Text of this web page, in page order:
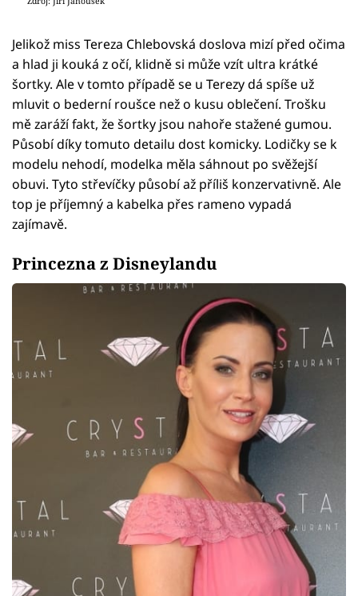
Jelikož miss Tereza Chlebovská doslova mizí před očima
a hlad ji kouká z očí, klidně si může vzít ultra krátké
šortky. Ale v tomto případě se u Terezy dá spíše už
mluvit o bederní roušce než o kusu oblečení. Trošku
mě zaráží fakt, že šortky jsou nahoře stažené gumou.
Působí díky tomuto detailu dost komicky. Lodičky se k
modelu nehodí, modelka měla sáhnout po svěžejší
obuvi. Tyto střevíčky působí až příliš konzervativně. Ale
top je příjemný a kabelka přes rameno vypadá
zajímavě.
Princezna z Disneylandu